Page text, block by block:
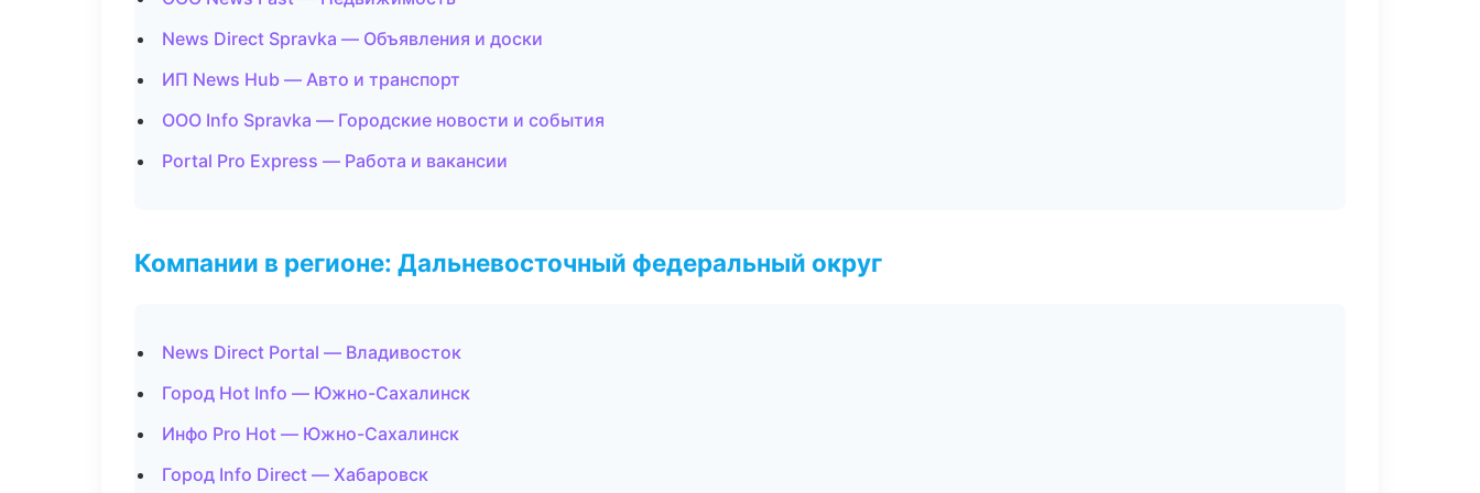
News Direct Spravka — Объявления и доски
ИП News Hub — Авто и транспорт
ООО Info Spravka — Городские новости и события
Portal Pro Express — Работа и вакансии
Компании в регионе: Дальневосточный федеральный округ
News Direct Portal — Владивосток
Город Hot Info — Южно-Сахалинск
Инфо Pro Hot — Южно-Сахалинск
Город Info Direct — Хабаровск